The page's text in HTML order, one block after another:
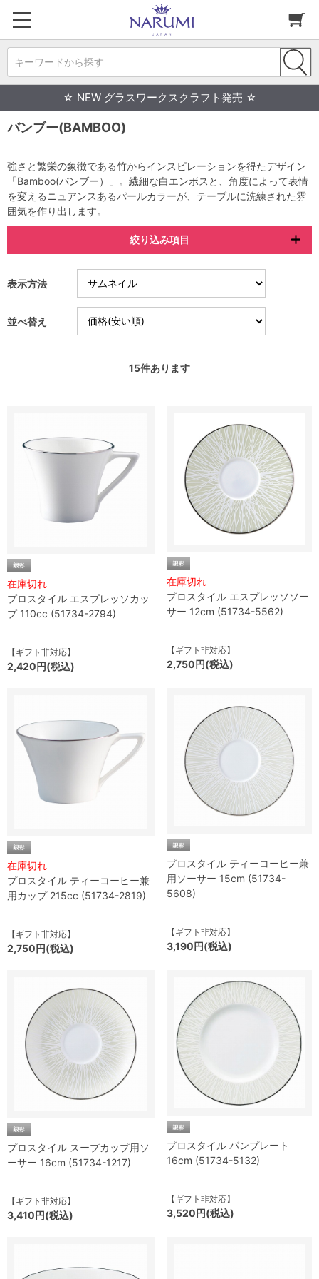
キーワードから探す
☆ NEW グラスワークスクラフト発売 ☆
バンブー(BAMBOO)
強さと繁栄の象徴である竹からインスピレーションを得たデザイン
「Bamboo(バンブー）」。繊細な白エンボスと、角度によって表情
を変えるニュアンスあるパールカラーが、テーブルに洗練された雰
囲気を作り出します。
絞り込み項目
表示方法
並べ替え
15件あります
在庫切れ
プロスタイル エスプレッソカッ
プ 110cc (51734-2794)
【ギフト非対応】
2,420円(税込)
在庫切れ
プロスタイル エスプレッソソー
サー 12cm (51734-5562)
【ギフト非対応】
2,750円(税込)
在庫切れ
プロスタイル ティーコーヒー兼
用カップ 215cc (51734-2819)
【ギフト非対応】
2,750円(税込)
プロスタイル ティーコーヒー兼
用ソーサー 15cm (51734-
5608)
【ギフト非対応】
3,190円(税込)
プロスタイル スープカップ用ソ
ーサー 16cm (51734-1217)
【ギフト非対応】
3,410円(税込)
プロスタイル パンプレート
16cm (51734-5132)
【ギフト非対応】
3,520円(税込)